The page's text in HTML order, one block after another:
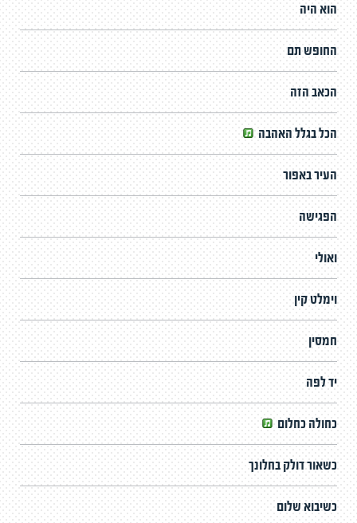
הוא היה
החופש תם
הכאב הזה
הכל בגלל האהבה
העיר באפור
הפגישה
ואולי
וימלט קין
חמסין
יד לפה
כחולה כחלום
כשאור דולק בחלונך
כשיבוא שלום